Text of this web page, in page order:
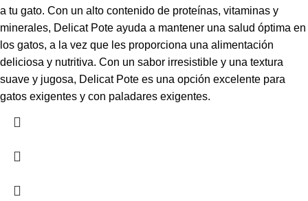
a tu gato. Con un alto contenido de proteínas, vitaminas y
minerales, Delicat Pote ayuda a mantener una salud óptima en
los gatos, a la vez que les proporciona una alimentación
deliciosa y nutritiva. Con un sabor irresistible y una textura
suave y jugosa, Delicat Pote es una opción excelente para
gatos exigentes y con paladares exigentes.